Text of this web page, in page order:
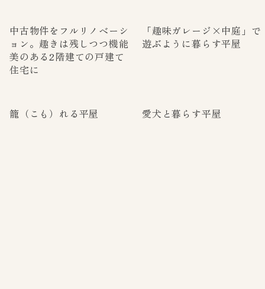
中古物件をフルリノベーシ
ョン。趣きは残しつつ機能
美のある2階建ての戸建て
住宅に
「趣味ガレージ×中庭」で
遊ぶように暮らす平屋
籠（こも）れる平屋 愛犬と暮らす平屋